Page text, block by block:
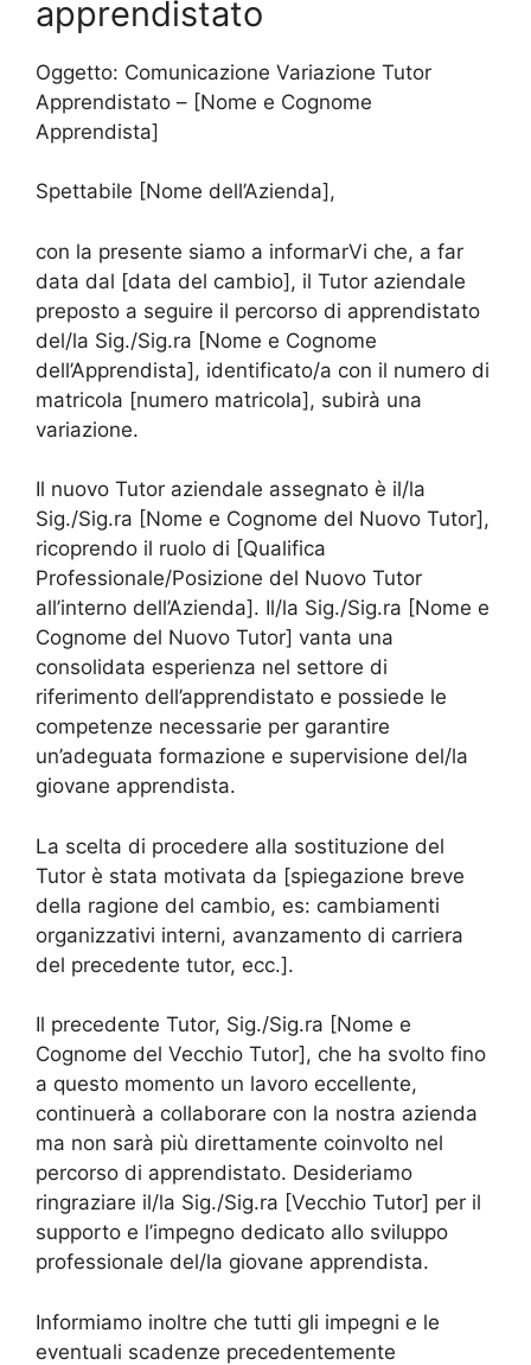
apprendistato
Oggetto: Comunicazione Variazione Tutor
Apprendistato – [Nome e Cognome
Apprendista]
Spettabile [Nome dell’Azienda],
con la presente siamo a informarVi che, a far
data dal [data del cambio], il Tutor aziendale
preposto a seguire il percorso di apprendistato
del/la Sig./Sig.ra [Nome e Cognome
dell’Apprendista], identificato/a con il numero di
matricola [numero matricola], subirà una
variazione.
Il nuovo Tutor aziendale assegnato è il/la
Sig./Sig.ra [Nome e Cognome del Nuovo Tutor],
ricoprendo il ruolo di [Qualifica
Professionale/Posizione del Nuovo Tutor
all’interno dell’Azienda]. Il/la Sig./Sig.ra [Nome e
Cognome del Nuovo Tutor] vanta una
consolidata esperienza nel settore di
riferimento dell’apprendistato e possiede le
competenze necessarie per garantire
un’adeguata formazione e supervisione del/la
giovane apprendista.
La scelta di procedere alla sostituzione del
Tutor è stata motivata da [spiegazione breve
della ragione del cambio, es: cambiamenti
organizzativi interni, avanzamento di carriera
del precedente tutor, ecc.].
Il precedente Tutor, Sig./Sig.ra [Nome e
Cognome del Vecchio Tutor], che ha svolto fino
a questo momento un lavoro eccellente,
continuerà a collaborare con la nostra azienda
ma non sarà più direttamente coinvolto nel
percorso di apprendistato. Desideriamo
ringraziare il/la Sig./Sig.ra [Vecchio Tutor] per il
supporto e l’impegno dedicato allo sviluppo
professionale del/la giovane apprendista.
Informiamo inoltre che tutti gli impegni e le
eventuali scadenze precedentemente